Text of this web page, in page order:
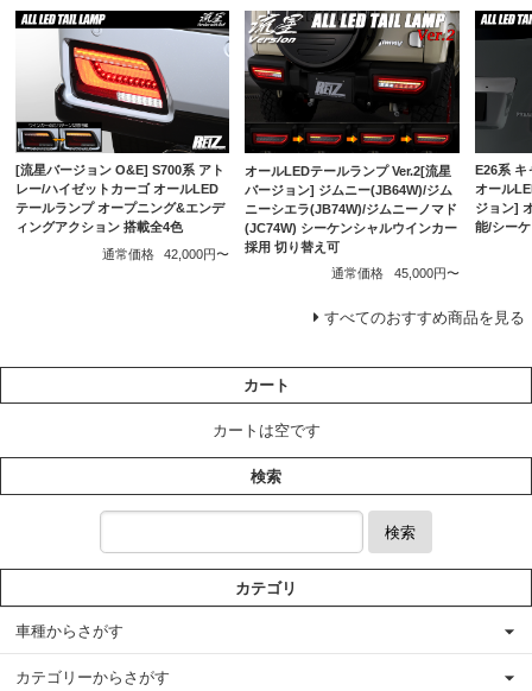
[流星バージョン O&E] S700系 アト
レー/ハイゼットカーゴ オールLED
テールランプ オープニング&エンデ
ィングアクション 搭載全4色
通常価格
42,000円〜
オールLEDテールランプ Ver.2[流星
バージョン] ジムニー(JB64W)/ジム
ニーシエラ(JB74W)/ジムニーノマド
(JC74W) シーケンシャルウインカー
採用 切り替え可
通常価格
45,000円〜
E26系
オール
ジョン]
能/シー
すべてのおすすめ商品を見る
カート
カートは空です
検索
検索
カテゴリ
車種からさがす
カテゴリーからさがす